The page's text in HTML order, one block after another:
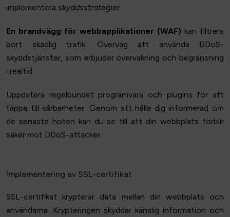
implementera skyddsstrategier.
En brandvägg för webbapplikationer (WAF) kan filtrera
bort skadlig trafik. Överväg att använda DDoS-
skyddstjänster, som erbjuder övervakning och begränsning
i realtid.
Uppdatera regelbundet programvara och plugins för att
täppa till sårbarheter. Genom att hålla dig informerad om
de senaste hoten kan du se till att din webbplats förblir
säker mot DDoS-attacker.
Implementering av SSL-certifikat
SSL-certifikat krypterar data mellan din webbplats och
användarna. Krypteringen skyddar känslig information och